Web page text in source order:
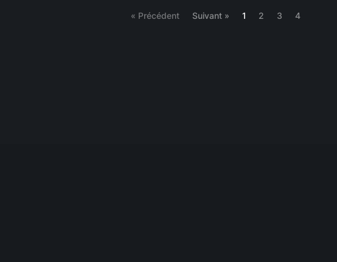
« Précédent Suivant » 1 (current)
2 3 4